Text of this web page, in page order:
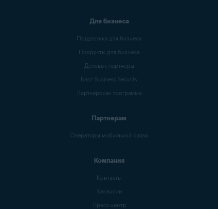
Для бизнеса
Поддержка для бизнеса
Продукты для бизнеса
Деловые партнеры
Блог Business Security
Партнерская программа
Партнерам
Операторы мобильной связи
Компания
Контакты
Вакансии
Пресс-центр